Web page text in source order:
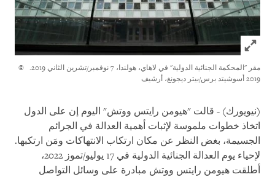
Click to expand Image
مقر "المحكمة الجنائية الدولية" في لاهاي، هولندا، 7 نوفمبر/تشرين الثاني 2019.
©
2019 أسوشيتد برس/بيتر ديجونغ، أرشيف
(نيويورك) - قالت "هيومن رايتس ووتش" اليوم إن على الدول
اتخاذ خطوات ملموسة لإثبات أهمية العدالة في الجرائم
الجسيمة، بغض النظر عن مكان ارتكاب الانتهاكات ومَن ارتكبها.
لإحياء يوم العدالة الجنائية الدولية في 17 يوليو/تموز 2022،
أطلقت هيومن رايتس ووتش مبادرة على وسائل التواصل